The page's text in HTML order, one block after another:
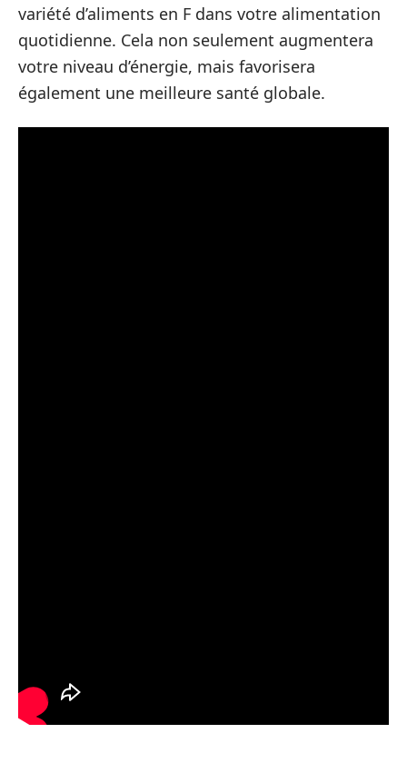
variété d’aliments en F dans votre alimentation
quotidienne. Cela non seulement augmentera
votre niveau d’énergie, mais favorisera
également une meilleure santé globale.